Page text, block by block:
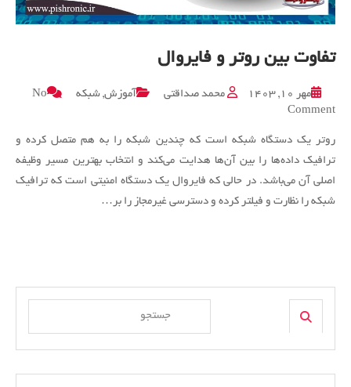
تفاوت بین روتر و فایروال
مهر ۱۰, ۱۴۰۳ محمد صداقتی آموزش, شبکه
No
Comment
on
بین
روتر
روتر یک دستگاه شبکه است که چندین شبکه را به هم متصل کرده و
ترافیک داده‌ها را بین آن‌ها هدایت می‌کند و انتخاب بهترین مسیر وظیفه
اصلی آن می‌باشد. در حالی که فایروال یک دستگاه امنیتی است که ترافیک
شبکه را نظارت و فیلتر کرده و دسترسی غیرمجاز را بر…